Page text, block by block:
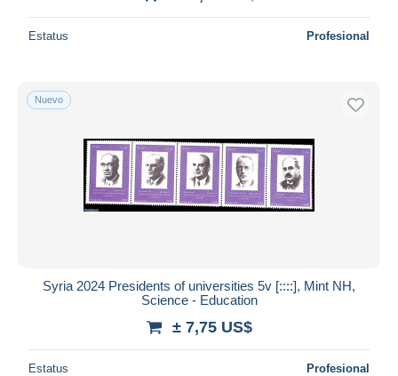
Estatus Profesional
Nuevo
Syria 2024 Presidents of universities 5v [::::], Mint NH,
Science - Education
± 7,75 US$
Estatus Profesional